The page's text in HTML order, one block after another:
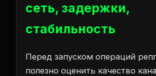
сеть, задержки,
стабильность
Перед запуском операций
полезно оценить качество